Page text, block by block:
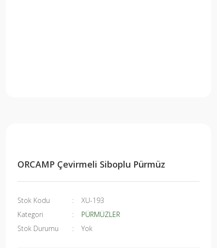
ORCAMP Çevirmeli Siboplu Pürmüz
Stok Kodu
XU-193
Kategori
PÜRMÜZLER
Stok Durumu
Yok